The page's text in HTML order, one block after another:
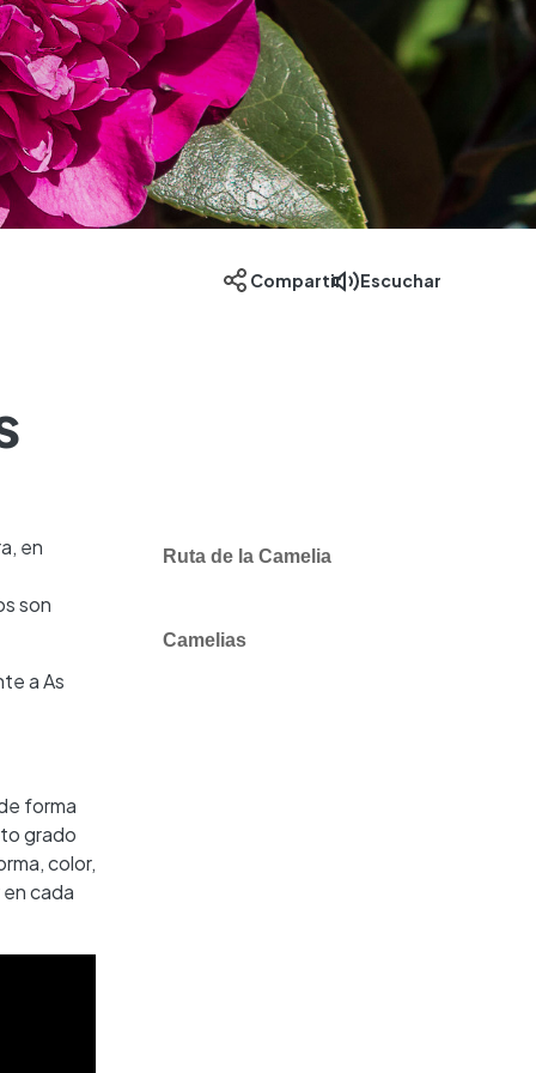
Compartir Escuchar
en
son
a As
forma
grado
color,
cada
Ruta de la Camelia
Camelias